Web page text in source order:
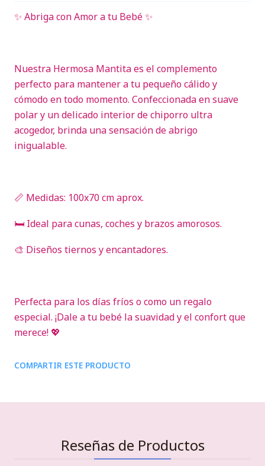
✨ Abriga con Amor a tu Bebé ✨
Nuestra Hermosa Mantita es el complemento
perfecto para mantener a tu pequeño cálido y
cómodo en todo momento. Confeccionada en suave
polar y un delicado interior de chiporro ultra
acogedor, brinda una sensación de abrigo
inigualable.
📏 Medidas: 100x70 cm aprox.
🛏️ Ideal para cunas, coches y brazos amorosos.
🎨 Diseños tiernos y encantadores.
Perfecta para los días fríos o como un regalo
especial. ¡Dale a tu bebé la suavidad y el confort que
merece! 💖
COMPARTIR ESTE PRODUCTO
Reseñas de Productos